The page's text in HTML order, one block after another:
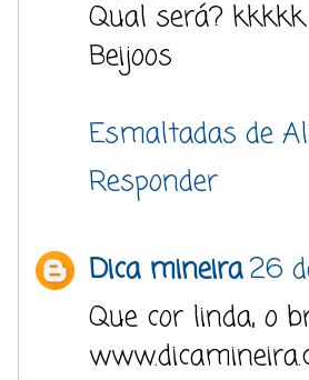
Qual será? kkkkk
Beijoos
Esmaltadas de
Responder
Dica mineira26
Que cor linda, o